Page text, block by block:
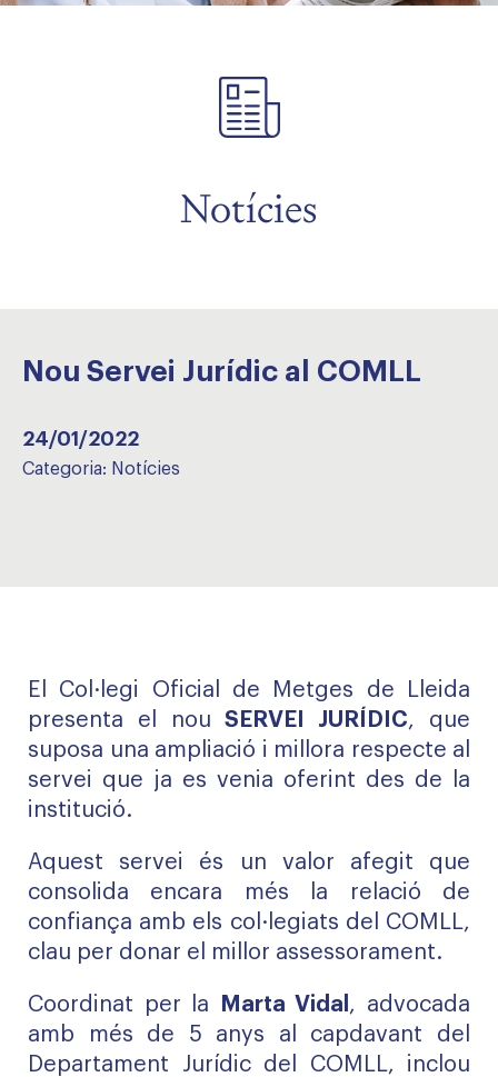
Notícies
Nou Servei Jurídic al COMLL
24/01/2022
Categoria: Notícies
El Col·legi Oficial de Metges de Lleida
presenta el nouSERVEI JURÍDIC, que
suposa una ampliació i millora respecte al
servei que ja es venia oferint des de la
institució.
Aquest servei és un valor afegit que
consolida encara més la relació de
confiança amb els col·legiats del COMLL,
clau per donar el millor assessorament.
Coordinat per la Marta Vidal , advocada
amb més de 5 anys al capdavant del
Departament Jurídic del COMLL, inclou